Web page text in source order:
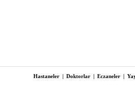
Hastaneler | Doktorlar | Eczaneler |